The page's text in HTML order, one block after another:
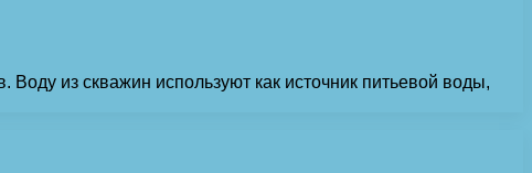
из скважин используют как источник питьевой воды,